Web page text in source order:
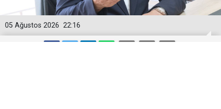
22:16
05 Ağustos 2026